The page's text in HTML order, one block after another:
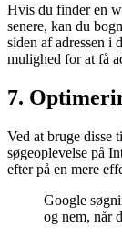
Hvis du finder en
senere, kan du
siden af adressen
mulighed for at få
7.
Ved at bruge disse
søgeoplevelse på
efter på en mere
Google
og nem, når